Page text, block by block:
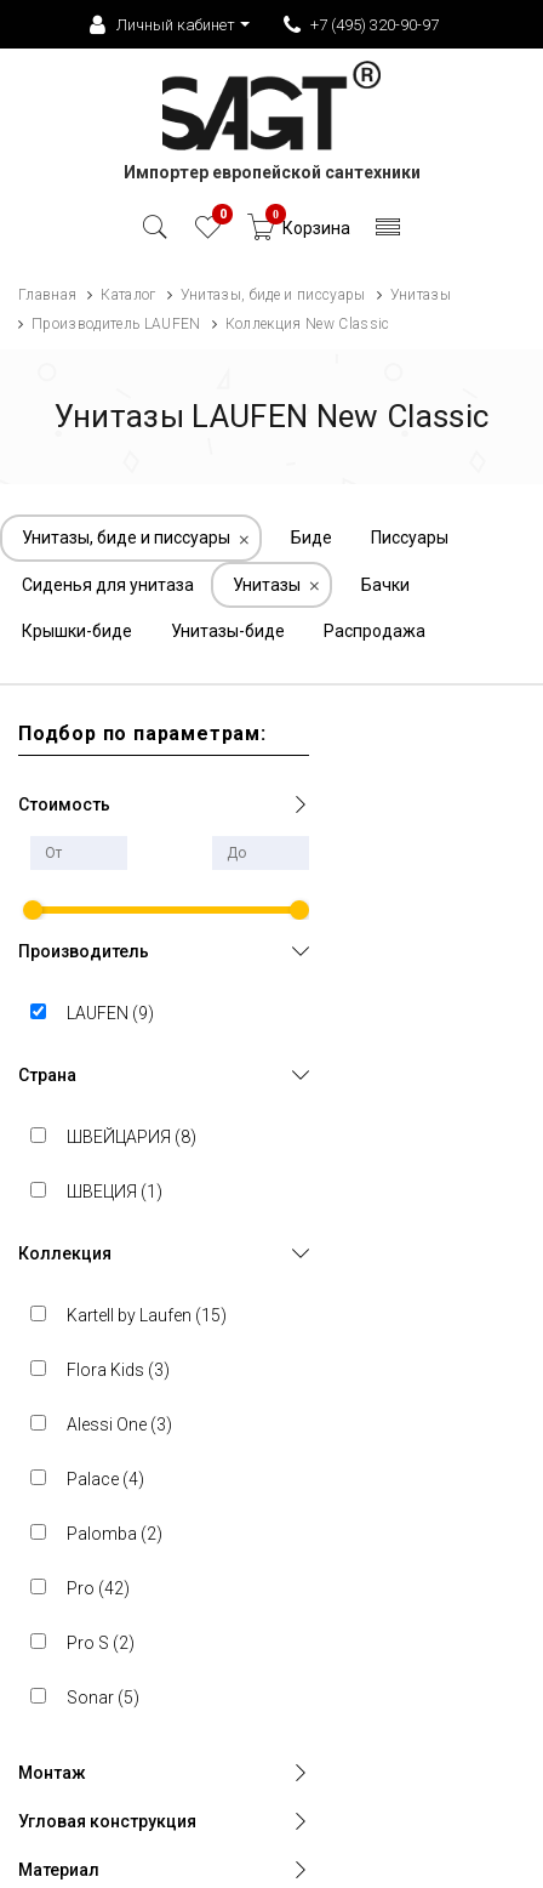
Личный кабинет +7 (495) 320-90-97
Импортер европейской сантехники
0 0
Корзина
Главная Каталог Унитазы, биде и писсуары
Унитазы
Производитель LAUFEN
Коллекция New Classic
Унитазы LAUFEN New Classic
Унитазы, биде и писсуары Биде Писсуары
Сиденья для унитаза Унитазы Бачки
Крышки-биде Унитазы-биде Распродажа
Подбор по параметрам:
Стоимость
Производитель
LAUFEN (9)
Страна
ШВЕЙЦАРИЯ (8)
ШВЕЦИЯ (1 )
Коллекция
Kartell by Laufen (15)
Flora Kids (3)
Alessi One (3)
Palace (4)
Palomba (2)
Pro (42)
Pro S (2)
Sonar (5)
Монтаж
Угловая конструкция
Материал